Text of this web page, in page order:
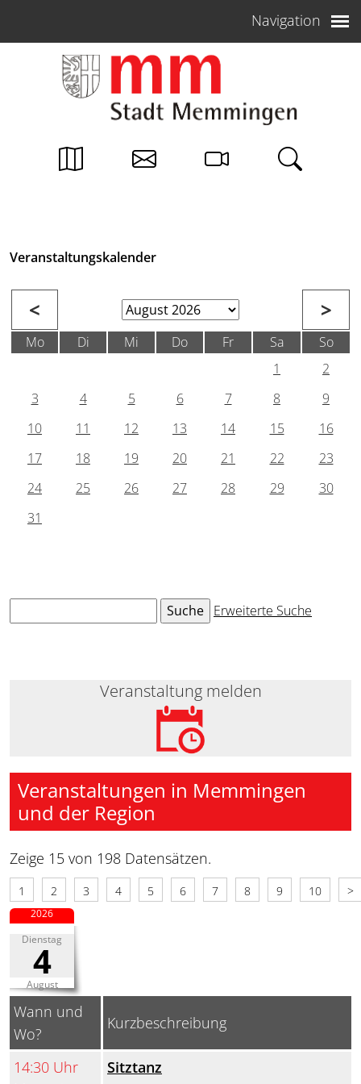
Navigation
Veranstaltungskalender
< >
Mo Di Mi Do Fr Sa
So
1
2
3
4 5 6 7 8
9
10
11 12 13 14 15
16
17
18 19 20 21 22
23
24
25 26 27 28 29
30
31
Erweiterte Suche
Veranstaltung melden
Veranstaltungen in Memmingen
und der Region
Zeige 15 von 198 Datensätzen.
1 2 3 4 5 6 7 8 9 10 >
Dienstag
4
August
2026
Wann und
Wo?
Kurzbeschreibung
14:30 Uhr
Sitztanz